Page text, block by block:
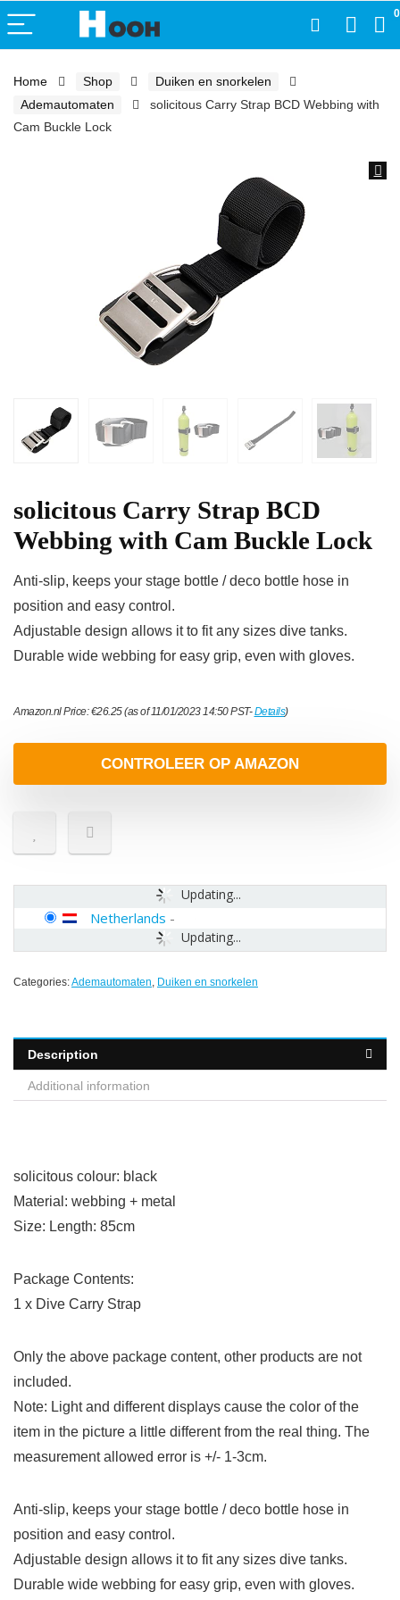
0
Home Shop
Duiken en snorkelen
Ademautomaten
solicitous Carry Strap BCD Webbing with
Cam Buckle Lock
solicitous Carry Strap BCD
Webbing with Cam Buckle Lock
Anti-slip, keeps your stage bottle / deco bottle hose in
position and easy control.
Adjustable design allows it to fit any sizes dive tanks.
Durable wide webbing for easy grip, even with gloves.
Amazon.nl Price:€26.25(as of 11/01/2023 14:50 PST-Details)
CONTROLEER OP AMAZON
Updating...
Updating...
Netherlands -
Categories:Ademautomaten, Duiken en snorkelen
Description
Additional information
solicitous colour: black
Material: webbing + metal
Size: Length: 85cm
Package Contents:
1 x Dive Carry Strap
Only the above package content, other products are not
included.
Note: Light and different displays cause the color of the
item in the picture a little different from the real thing. The
measurement allowed error is +/- 1-3cm.
Anti-slip, keeps your stage bottle / deco bottle hose in
position and easy control.
Adjustable design allows it to fit any sizes dive tanks.
Durable wide webbing for easy grip, even with gloves.